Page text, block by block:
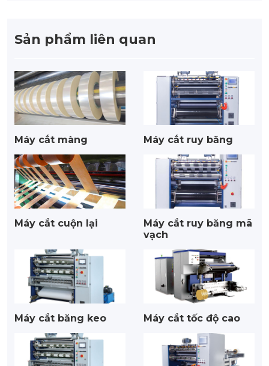
Sản phẩm liên quan
Máy cắt màng Máy cắt ruy băng
Máy cắt cuộn lại
Máy cắt ruy băng mã
vạch
Máy cắt băng keo Máy cắt tốc độ cao